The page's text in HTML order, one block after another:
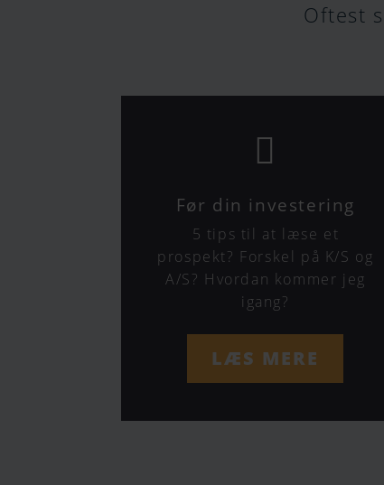
Oftest

Før din investering
5 tips til at læse et
prospekt? Forskel på K/S og
A/S? Hvordan kommer jeg
igang?
LÆS MERE